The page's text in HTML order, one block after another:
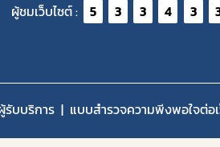
ผู้ชมเว็บไซต์ : 5 3 3 4 3
รับบริการ แบบสำรวจความพีงพอใจต่อ